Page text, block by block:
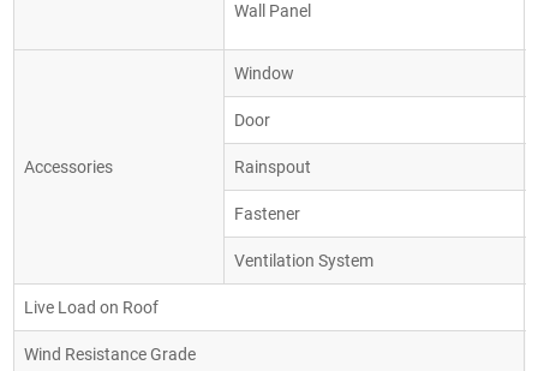
Wall Panel
Accessories
Window
Door
Rainspout
Fastener
Ventilation System
Live Load on Roof
Wind Resistance Grade